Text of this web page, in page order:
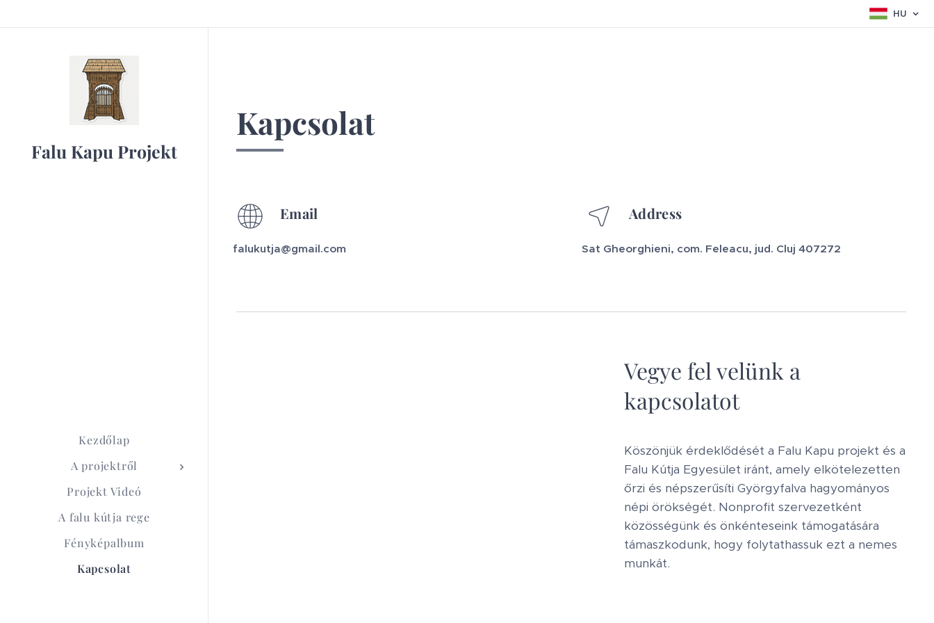
HU
Falu Kapu Projekt
Kezdőlap
A projektről
Projekt Videó
A falu kútja rege
Fényképalbum
Kapcsolat
Kapcsolat
Email
falukutja@gmail.com
Address
Sat Gheorghieni, com. Feleacu, jud. Cluj 407272
Vegye fel velünk a
kapcsolatot
Köszönjük érdeklődését a Falu Kapu projekt és a
Falu Kútja Egyesület iránt, amely elkötelezetten
őrzi és népszerűsíti Györgyfalva hagyományos
népi örökségét. Nonprofit szervezetként
közösségünk és önkénteseink támogatására
támaszkodunk, hogy folytathassuk ezt a nemes
munkát.